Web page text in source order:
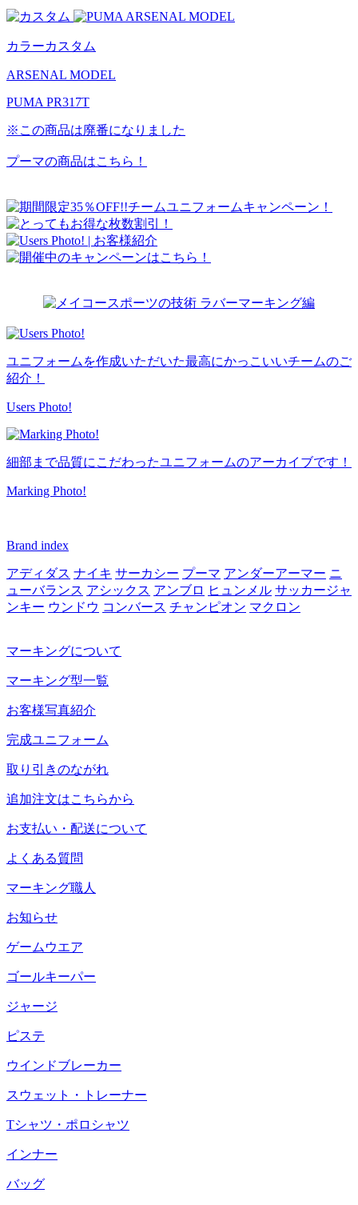
カラーカスタム
ARSENAL MODEL
PUMA PR317T
※この商品は廃番になりました
プーマの商品はこちら！
ユニフォームを作成いただいた最高にかっこいいチームのご
紹介！
Users Photo!
細部まで品質にこだわったユニフォームのアーカイブです！
Marking Photo!
Brand index
アディダス ナイキ サーカシー プーマ アンダーアーマー ニ
ューバランス アシックス アンブロ ヒュンメル サッカージャ
ンキー ウンドウ コンバース チャンピオン マクロン
マーキングについて
マーキング型一覧
お客様写真紹介
完成ユニフォーム
取り引きのながれ
追加注文はこちらから
お支払い・配送について
よくある質問
マーキング職人
お知らせ
ゲームウエア
ゴールキーパー
ジャージ
ピステ
ウインドブレーカー
スウェット・トレーナー
Tシャツ・ポロシャツ
インナー
バッグ